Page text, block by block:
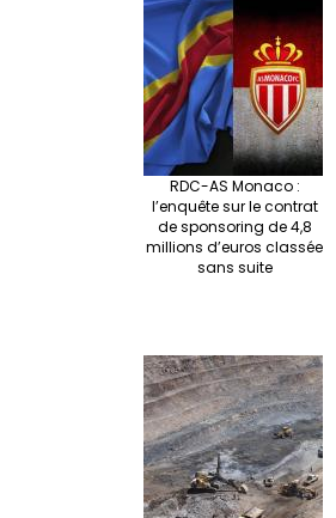
RDC-AS Monaco :
l’enquête sur le contrat
de sponsoring de 4,8
millions d’euros classée
sans suite